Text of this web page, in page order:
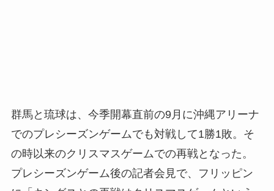
群馬と琉球は、今季開幕直前の9月に沖縄アリーナ
でのプレシーズンゲームでも対戦して1勝1敗。そ
の時以来のクリスマスゲームでの再戦となった。
プレシーズンゲーム後の記者会見で、フリッピン